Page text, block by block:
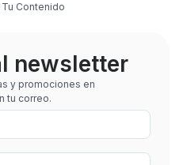
Contenido
newsletter
y promociones en
tu correo.